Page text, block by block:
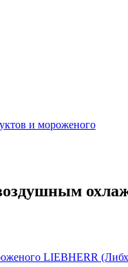
и мороженого
LIEBHERR